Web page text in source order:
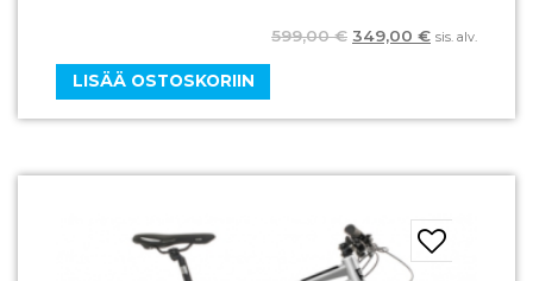
599,00€ 349,00 € sis. alv.
LISÄÄ OSTOSKORIIN